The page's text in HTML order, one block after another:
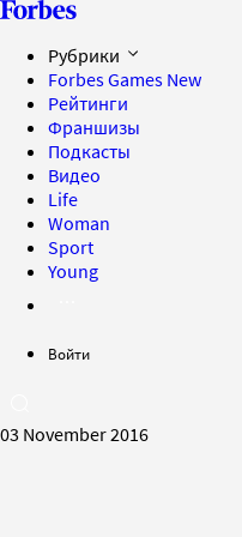
Рубрики
Forbes Games New
Рейтинги
Франшизы
Подкасты
Видео
Life
Woman
Sport
Young
Войти
03 November 2016